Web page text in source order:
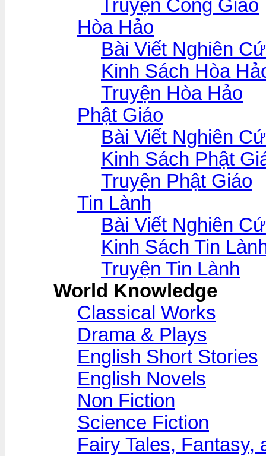
Truyện Công Giáo
Hòa Hảo
Bài Viết Nghiên
Kinh Sách Hòa
Truyện Hòa Hảo
Phật Giáo
Bài Viết Nghiên
Kinh Sách Phật
Truyện Phật Giáo
Tin Lành
Bài Viết Nghiên
Kinh Sách Tin
Truyện Tin Lành
World Knowledge
Classical Works
Drama & Plays
English Short Stories
English Novels
Non Fiction
Science Fiction
Fairy Tales, Fantasy,